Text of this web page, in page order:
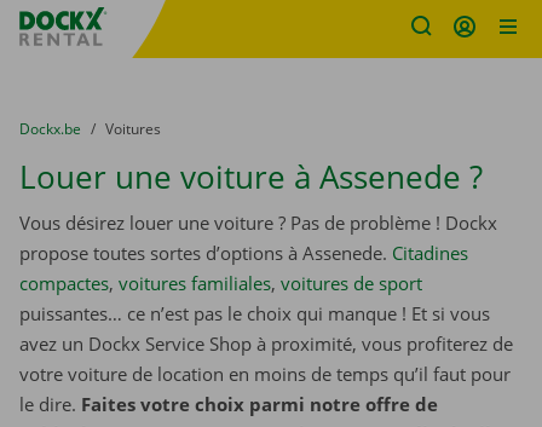
sitename
You are here:
du
Dockx.be to
Voitures
Louer une voiture à Assenede ?
Vous désirez louer une voiture ? Pas de problème ! Dockx
propose toutes sortes d’options à Assenede. Citadines
compactes, voitures familiales, voitures de sport
puissantes… ce n’est pas le choix qui manque ! Et si vous
avez un Dockx Service Shop à proximité, vous profiterez de
votre voiture de location en moins de temps qu’il faut pour
le dire. Faites votre choix parmi notre offre de